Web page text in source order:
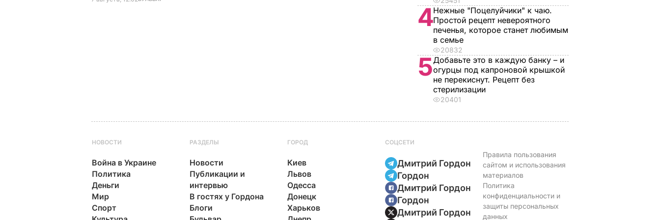
7 августа, 09.47ОБЩЕСТВО
4Нежные "Поцелуйчики" к чаю.
Простой рецепт невероятного
печенья, которое станет любимым
в семье
20832
5Добавьте это в каждую банку – и
огурцы под капроновой крышкой
не перекиснут. Рецепт без
стерилизации
20401
НОВОСТИ
Война в Украине
Политика
Деньги
Мир
Спорт
РАЗДЕЛЫ
Новости
Публикации и
интервью
В гостях у Гордона
Блоги
ГОРОД
Киев
Львов
Одесса
Донецк
Харьков
СОЦСЕТИ
Дмитрий Гордон
Гордон
Дмитрий Гордон
Гордон
Дмитрий Гордон
Правила пользования
сайтом и использования
материалов
Политика
конфиденциальности и
защиты персональных
данных